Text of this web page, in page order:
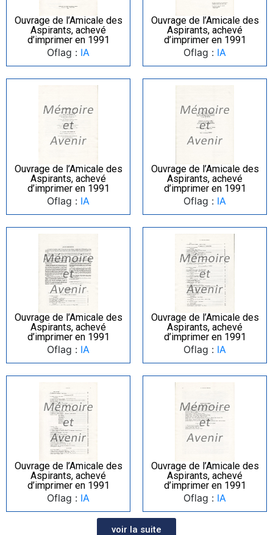
Ouvrage de l’Amicale des
Aspirants, achevé
d’imprimer en 1991
Oflag : IA
Ouvrage de l’Amicale des
Aspirants, achevé
d’imprimer en 1991
Oflag : IA
Ouvrage de l’Amicale des
Aspirants, achevé
d’imprimer en 1991
Oflag : IA
Ouvrage de l’Amicale des
Aspirants, achevé
d’imprimer en 1991
Oflag : IA
Ouvrage de l’Amicale des
Aspirants, achevé
d’imprimer en 1991
Oflag : IA
Ouvrage de l’Amicale des
Aspirants, achevé
d’imprimer en 1991
Oflag : IA
Ouvrage de l’Amicale des
Aspirants, achevé
d’imprimer en 1991
Oflag : IA
Ouvrage de l’Amicale des
Aspirants, achevé
d’imprimer en 1991
Oflag : IA
voir la suite